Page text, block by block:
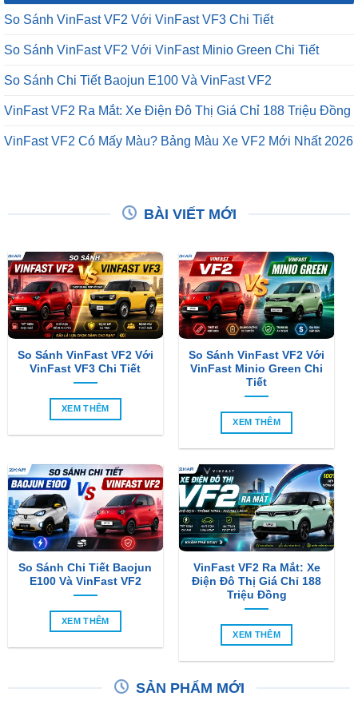
So Sánh VinFast VF2 Với VinFast VF3 Chi Tiết
So Sánh VinFast VF2 Với VinFast Minio Green Chi Tiết
So Sánh Chi Tiết Baojun E100 Và VinFast VF2
VinFast VF2 Ra Mắt: Xe Điện Đô Thị Giá Chỉ 188 Triệu Đồng
VinFast VF2 Có Mấy Màu? Bảng Màu Xe VF2 Mới Nhất 2026
BÀI VIẾT MỚI
So Sánh VinFast VF2 Với
VinFast VF3 Chi Tiết
XEM THÊM
So Sánh VinFast VF2 Với
VinFast Minio Green Chi
Tiết
XEM THÊM
So Sánh Chi Tiết Baojun
E100 Và VinFast VF2
XEM THÊM
VinFast VF2 Ra Mắt: Xe
Điện Đô Thị Giá Chỉ 188
Triệu Đồng
XEM THÊM
SẢN PHẨM MỚI